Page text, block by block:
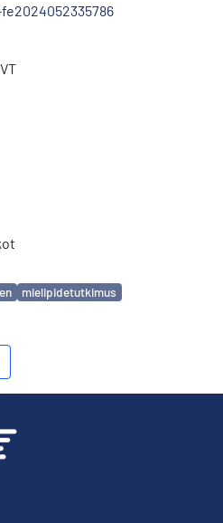
mielipidetutkimus